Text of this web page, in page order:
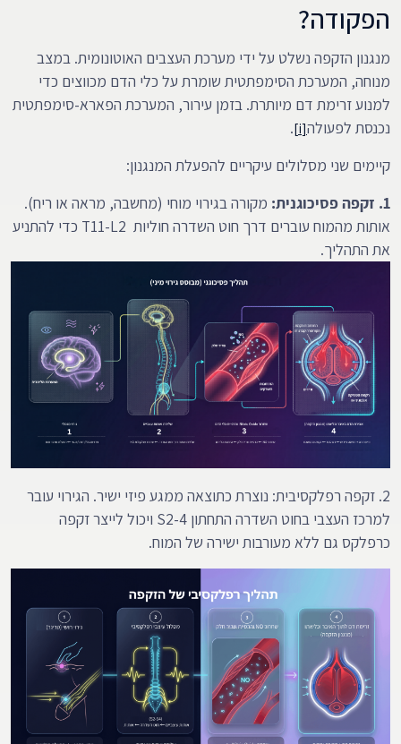
הפקודה?
מנגנון הזקפה נשלט על ידי מערכת העצבים האוטונומית. במצב
מנוחה, המערכת הסימפתטית שומרת על כלי הדם מכווצים כדי
למנוע זרימת דם מיותרת. בזמן עירור, המערכת הפארא-סימפתטית
נכנסת לפעולה[i]
.
קיימים שני מסלולים עיקריים להפעלת המנגנון:
1. זקפה פסיכוגנית:
מקורה בגירוי מוחי (מחשבה, מראה או ריח).
אותות מהמוח עוברים דרך חוט השדרה חוליות T11-L2 כדי להתניע
את התהליך.
2. זקפה רפלקסיבית: נוצרת כתוצאה ממגע פיזי ישיר. הגירוי עובר
למרכז העצבי בחוט השדרה התחתון S2-4 ויכול לייצר זקפה
כרפלקס גם ללא מעורבות ישירה של המוח.